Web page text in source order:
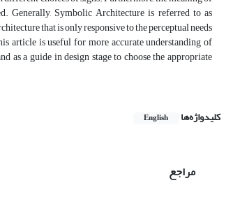
Generally, Symbolic Architecture is referred to as
that is only responsive to the perceptual needs
article is useful for more accurate understanding of
as a guide in design stage to choose the appropriate
کلیدواژه‌ها English
مراجع